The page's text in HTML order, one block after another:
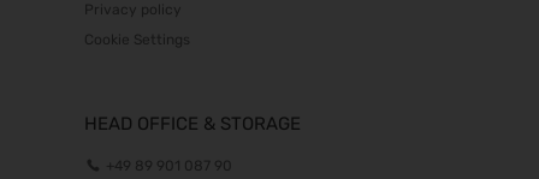
Privacy policy
Cookie Settings
HEAD OFFICE & STORAGE
+49 89 901 087 90